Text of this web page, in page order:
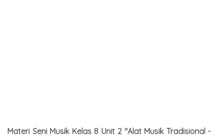
Materi Seni Musik Kelas 8 Unit 2 "Alat Musik Tradisional -